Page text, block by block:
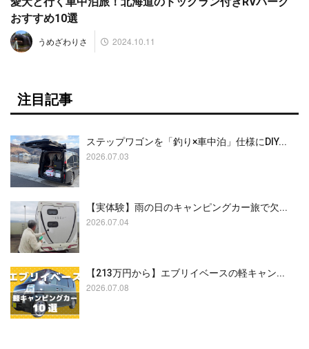
おすすめ10選
うめざわりさ 2024.10.11
注目記事
ステップワゴンを「釣り×車中泊」仕様にDIY...
2026.07.03
【実体験】雨の日のキャンピングカー旅で欠...
2026.07.04
【213万円から】エブリイベースの軽キャン...
2026.07.08